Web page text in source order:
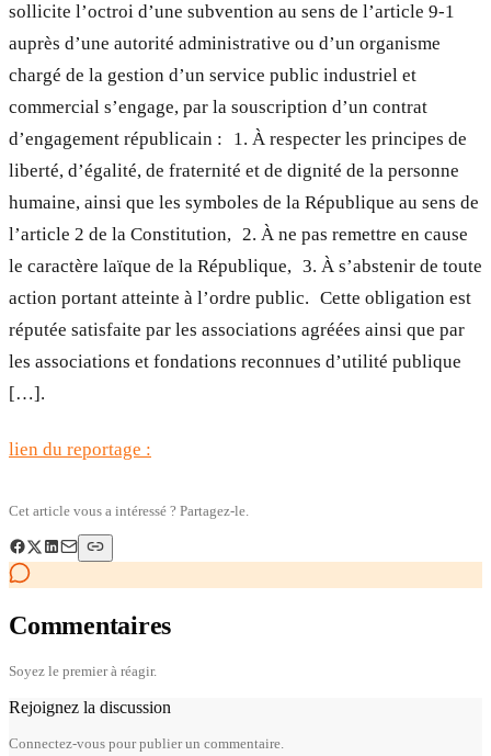
sollicite l’octroi d’une subvention au sens de l’article 9-1
auprès d’une autorité administrative ou d’un organisme
chargé de la gestion d’un service public industriel et
commercial s’engage, par la souscription d’un contrat
d’engagement républicain : 1. À respecter les principes de
liberté, d’égalité, de fraternité et de dignité de la personne
humaine, ainsi que les symboles de la République au sens de
l’article 2 de la Constitution, 2. À ne pas remettre en cause
le caractère laïque de la République, 3. À s’abstenir de toute
action portant atteinte à l’ordre public. Cette obligation est
réputée satisfaite par les associations agréées ainsi que par
les associations et fondations reconnues d’utilité publique
[…].
lien du reportage :
Cet article vous a intéressé ? Partagez-le.
Commentaires
Soyez le premier à réagir.
Rejoignez la discussion
Connectez-vous pour publier un commentaire.